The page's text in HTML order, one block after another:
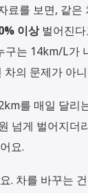
료를 보면, 같
이상벌어진다
구는 14km/L가
차의 문제가 아
를 매일 달리
넘게 벌어지더
요.
. 차를 바꾸는